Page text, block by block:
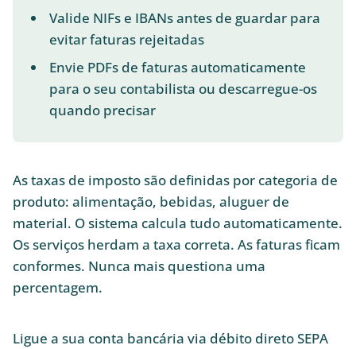
Valide NIFs e IBANs antes de guardar para
evitar faturas rejeitadas
Envie PDFs de faturas automaticamente
para o seu contabilista ou descarregue-os
quando precisar
As taxas de imposto são definidas por categoria de
produto: alimentação, bebidas, aluguer de
material. O sistema calcula tudo automaticamente.
Os serviços herdam a taxa correta. As faturas ficam
conformes. Nunca mais questiona uma
percentagem.
Ligue a sua conta bancária via débito direto SEPA